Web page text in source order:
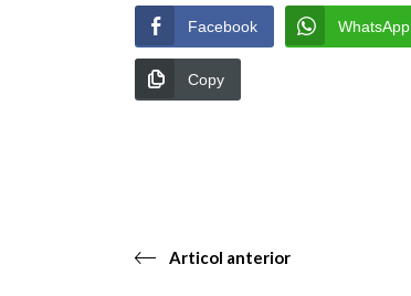
Facebook WhatsApp
Copy
Articol anterior